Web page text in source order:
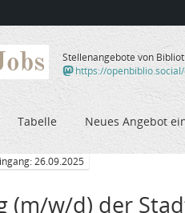
Stellenangebote von
https://
Tabelle Neues Angebot
26.09.2025
(m/w/d) der